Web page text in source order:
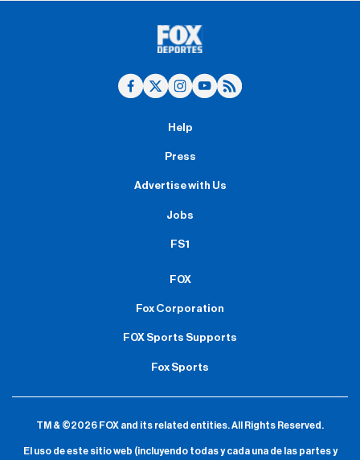
Help
Press
Advertise with Us
Jobs
FS1
FOX
Fox Corporation
FOX Sports Supports
Fox Sports
TM & ©2026 FOX and its related entities.All Rights Reserved.
El uso de este sitio web (incluyendo todas y cada una de las partes y